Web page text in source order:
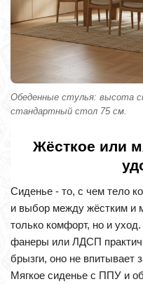
Обеденные стулья: высота
стандартный стол 75 см.
Жёсткое или
Сиденье - то, с чем тело
и выбор между жёстким и
только комфорт, но и
фанеры или ЛДСП
брызги, оно не впитывает
Мягкое сиденье с ППУ и